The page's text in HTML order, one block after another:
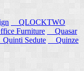
QLOCKTWO
Furniture
Quasar
Sedute
Quinze